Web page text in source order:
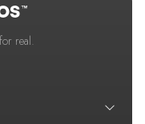
real.